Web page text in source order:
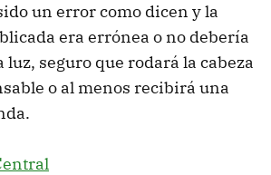
un error como dicen y la
era errónea o no debería
luz, seguro que rodará la cabeza
o al menos recibirá una